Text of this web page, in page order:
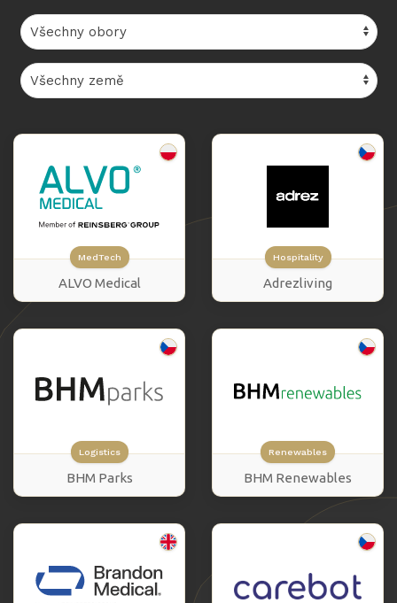
MedTech
ALVO Medical
Hospitality
Adrezliving
Logistics
BHM Parks
Renewables
BHM Renewables